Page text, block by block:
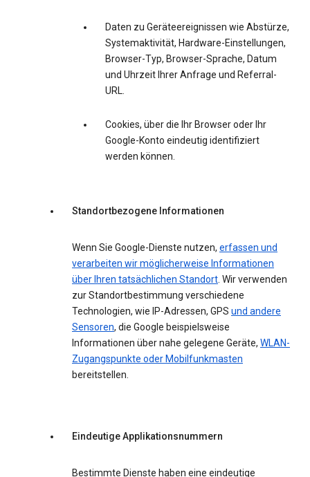
Daten zu Geräteereignissen wie Abstürze,
Systemaktivität, Hardware-Einstellungen,
Browser-Typ, Browser-Sprache, Datum
und Uhrzeit Ihrer Anfrage und Referral-
URL.
Cookies, über die Ihr Browser oder Ihr
Google-Konto eindeutig identifiziert
werden können.
Standortbezogene Informationen
Wenn Sie Google-Dienste nutzen, erfassen und
verarbeiten wir möglicherweise Informationen
über Ihren tatsächlichen Standort. Wir verwenden
zur Standortbestimmung verschiedene
Technologien, wie IP-Adressen, GPS und andere
Sensoren, die Google beispielsweise
Informationen über nahe gelegene Geräte, WLAN-
Zugangspunkte oder Mobilfunkmasten
bereitstellen.
Eindeutige Applikationsnummern
Bestimmte Dienste haben eine eindeutige